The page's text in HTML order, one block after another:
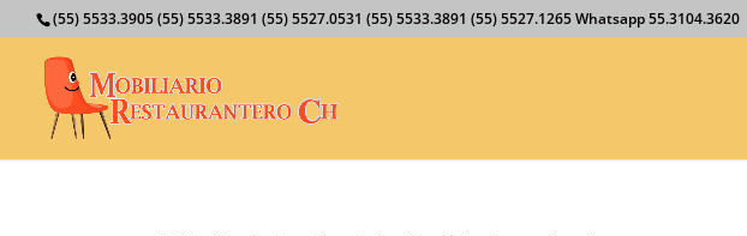
(55) 5533.3905 (55) 5533.3891 (55) 5527.0531 (55) 5533.3891 (55) 5527.1265 Whatsapp 55.3104.3620